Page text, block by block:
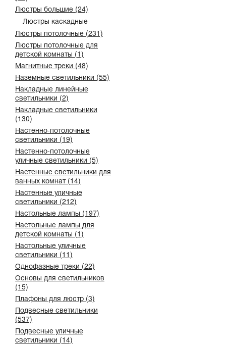
Люстры большие (24)
Люстры каскадные
Люстры потолочные (231)
Люстры потолочные для
детской комнаты (1)
Магнитные треки (48)
Наземные светильники (55)
Накладные линейные
светильники (2)
Накладные светильники
(130)
Настенно-потолочные
светильники (19)
Настенно-потолочные
уличные светильники (5)
Настенные светильники для
ванных комнат (14)
Настенные уличные
светильники (212)
Настольные лампы (197)
Настольные лампы для
детской комнаты (1)
Настольные уличные
светильники (11)
Однофазные треки (22)
Основы для светильников
(15)
Плафоны для люстр (3)
Подвесные светильники
(537)
Подвесные уличные
светильники (14)